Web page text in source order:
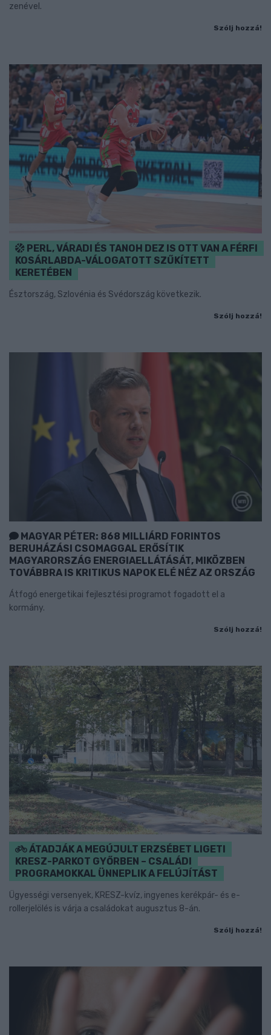
zenével.
Szólj hozzá!
PERL, VÁRADI ÉS TANOH DEZ IS OTT VAN A FÉRFI
KOSÁRLABDA-VÁLOGATOTT SZŰKÍTETT
KERETÉBEN
Észtország, Szlovénia és Svédország következik.
Szólj hozzá!
MAGYAR PÉTER: 868 MILLIÁRD FORINTOS
BERUHÁZÁSI CSOMAGGAL ERŐSÍTIK
MAGYARORSZÁG ENERGIAELLÁTÁSÁT, MIKÖZBEN
TOVÁBBRA IS KRITIKUS NAPOK ELÉ NÉZ AZ ORSZÁG
Átfogó energetikai fejlesztési programot fogadott el a
kormány.
Szólj hozzá!
ÁTADJÁK A MEGÚJULT ERZSÉBET LIGETI
KRESZ-PARKOT GYŐRBEN – CSALÁDI
PROGRAMOKKAL ÜNNEPLIK A FELÚJÍTÁST
Ügyességi versenyek, KRESZ-kvíz, ingyenes kerékpár- és e-
rollerjelölés is várja a családokat augusztus 8-án.
Szólj hozzá!